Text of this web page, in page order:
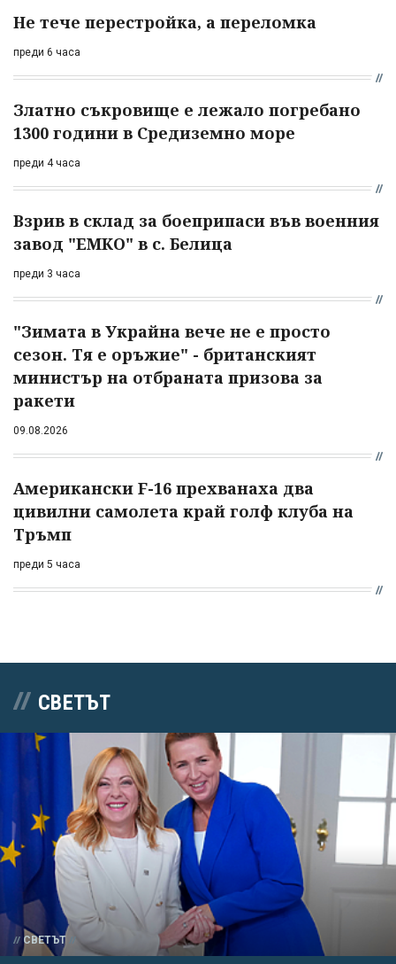
Не тече перестройка, а переломка
преди 6 часа
Златно съкровище е лежало погребано
1300 години в Средиземно море
преди 4 часа
Взрив в склад за боеприпаси във военния
завод "ЕМКО" в с. Белица
преди 3 часа
"Зимата в Украйна вече не е просто
сезон. Тя е оръжие" - британският
министър на отбраната призова за
ракети
09.08.2026
Американски F-16 прехванаха два
цивилни самолета край голф клуба на
Тръмп
преди 5 часа
СВЕТЪТ
СВЕТЪТ